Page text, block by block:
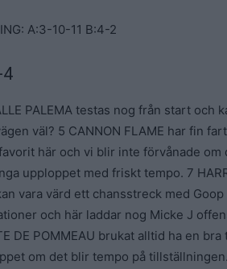
A:3-10-11 B:4-2
PALEMA testas nog från start och
väl? 5 CANNON FLAME har fin
här och vi blir inte förvånade
upploppet med friskt tempo. 7
vara värd ett chansstreck med
och här laddar nog Micke J
DE POMMEAU brukat alltid ha en
om det blir tempo på